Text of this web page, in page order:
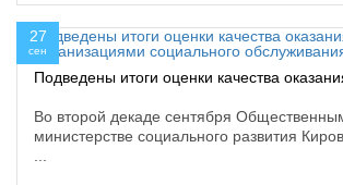
27
сен
Подведены итоги оценки качества
Во второй декаде сентября
министерстве социального развития